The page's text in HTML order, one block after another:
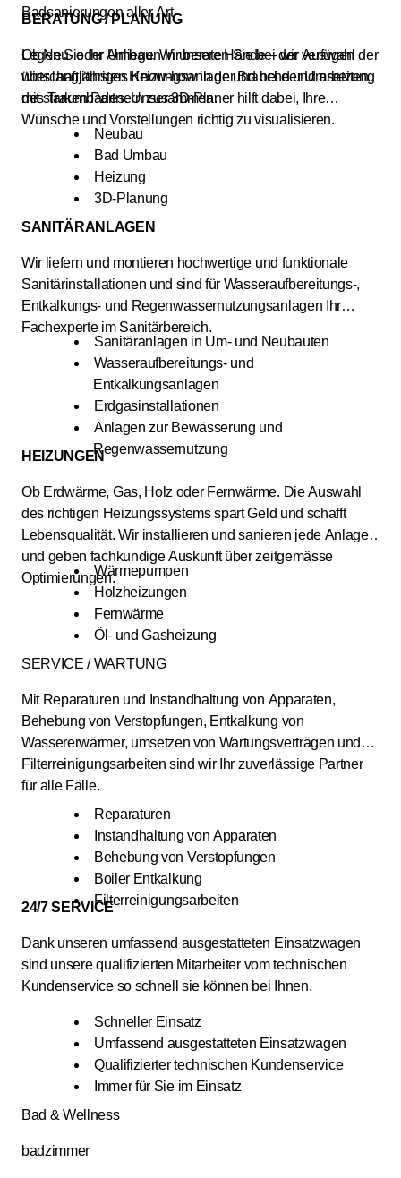
Badsanierungen aller Art.
Legen Sie Ihr Anliegen in unsere Hände – wir verfügen
über langjähriges Know-how in der Branche und arbeiten
mit starken Partnern zusammen.
BERATUNG / PLANUNG
Ob Neu- oder Umbau. Wir beraten Sie bei der Auswahl der
wirtschaftlichsten Heizungsanlage und bei der Umsetzung
des Traumbades. Unser 3D-Planer hilft dabei, Ihre
Wünsche und Vorstellungen richtig zu visualisieren.
Neubau
Bad Umbau
Heizung
3D-Planung
SANITÄRANLAGEN
Wir liefern und montieren hochwertige und funktionale
Sanitärinstallationen und sind für Wasseraufbereitungs-,
Entkalkungs- und Regenwassernutzungsanlagen Ihr
Fachexperte im Sanitärbereich.
Sanitäranlagen in Um- und Neubauten
Wasseraufbereitungs- und
Entkalkungsanlagen
Erdgasinstallationen
Anlagen zur Bewässerung und
Regenwassernutzung
HEIZUNGEN
Ob Erdwärme, Gas, Holz oder Fernwärme. Die Auswahl
des richtigen Heizungssystems spart Geld und schafft
Lebensqualität. Wir installieren und sanieren jede Anlage
und geben fachkundige Auskunft über zeitgemässe
Optimierungen.Wärmepumpen
Holzheizungen
Fernwärme
Öl- und Gasheizung
SERVICE / WARTUNG
Mit Reparaturen und Instandhaltung von Apparaten,
Behebung von Verstopfungen, Entkalkung von
Wassererwärmer, umsetzen von Wartungsverträgen und
Filterreinigungsarbeiten sind wir Ihr zuverlässige Partner
für alle Fälle.
Reparaturen
Instandhaltung von Apparaten
Behebung von Verstopfungen
Boiler Entkalkung
Filterreinigungsarbeiten
24/7 SERVICE
Dank unseren umfassend ausgestatteten Einsatzwagen
sind unsere qualifizierten Mitarbeiter vom technischen
Kundenservice so schnell sie können bei Ihnen.
Schneller Einsatz
Umfassend ausgestatteten Einsatzwagen
Qualifizierter technischen Kundenservice
Immer für Sie im Einsatz
Bad & Wellness
badzimmer